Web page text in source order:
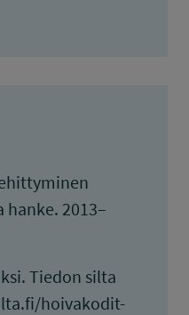
hanke. 2013–
Tiedon silta
hoivakodit-